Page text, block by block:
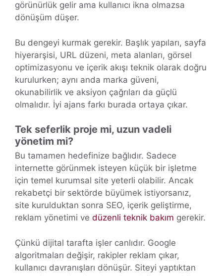
görünürlük gelir ama kullanıcı ikna olmazsa
dönüşüm düşer.
Bu dengeyi kurmak gerekir. Başlık yapıları, sayfa
hiyerarşisi, URL düzeni, meta alanları, görsel
optimizasyonu ve içerik akışı teknik olarak doğru
kurulurken; aynı anda marka güveni,
okunabilirlik ve aksiyon çağrıları da güçlü
olmalıdır. İyi ajans farkı burada ortaya çıkar.
Tek seferlik proje mi, uzun vadeli
yönetim mi?
Bu tamamen hedefinize bağlıdır. Sadece
internette görünmek isteyen küçük bir işletme
için temel kurumsal site yeterli olabilir. Ancak
rekabetçi bir sektörde büyümek istiyorsanız,
site kurulduktan sonra SEO, içerik geliştirme,
reklam yönetimi ve düzenli teknik bakım gerekir.
Çünkü dijital tarafta işler canlıdır. Google
algoritmaları değişir, rakipler reklam çıkar,
kullanıcı davranışları dönüşür. Siteyi yaptıktan